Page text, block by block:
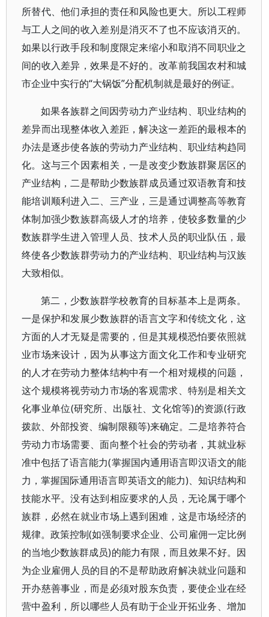
所替代、他们承担的责任和风险也更大。所以工程师
与工人之间的收入差别是消灭不了也不应该消灭的。
如果以行政手段和制度限定来缩小和取消不同职业之
间的收入差异，效果是不好的。改革前我国农村和城
市企业中实行的“大锅饭”分配机制就是最好的例证。
如果各族群之间因劳动力产业结构、职业结构的
差异而出现整体收入差距，解决这一差距的最根本的
办法是逐步使各族的劳动力产业结构、职业结构趋同
化。这与三个因素相关，一是改变少数族群聚居区的
产业结构，二是帮助少数族群成员通过双语教育和技
能培训顺利进入二、三产业，三是通过调整高等教育
体制加强少数族群高级人才的培养，使较多数量的少
数族群学生进入管理人员、技术人员的职业队伍，最
终使各少数族群劳动力的产业结构、职业结构与汉族
大致相似。
第二，少数族群学校教育的目标基本上是两条。
一是保护和发展少数族群的语言文字和传统文化，这
方面的人才无疑是需要的，但是其规模恐怕要依照就
业市场来设计，因为从事这方面文化工作和专业研究
的人才在劳动力整体结构中有一个相对规模的问题，
这个规模将视劳动力市场的客观需求、特别是相关文
化事业单位(研究所、出版社、文化馆等)的资源(行政
拨款、外部投资、编制限额等)来确定。二是培养符合
劳动力市场需要、面向整个社会的劳动者，其就业标
准中包括了语言能力(掌握国内通用语言即汉语文的能
力，掌握国际通用语言即英语文的能力)、知识结构和
技能水平。没有达到相应要求的人员，无论属于哪个
族群，必然在就业市场上遇到困难，这是市场经济的
规律。政策控制(如强制要求企业、公司雇佣一定比例
的当地少数族群成员)的能力有限，而且效果不好。因
为企业雇佣人员的目的不是帮助政府解决就业问题和
开办慈善事业，而是必须对股东负责，要使企业在经
营中盈利，所以哪些人员有助于企业开拓业务、增加